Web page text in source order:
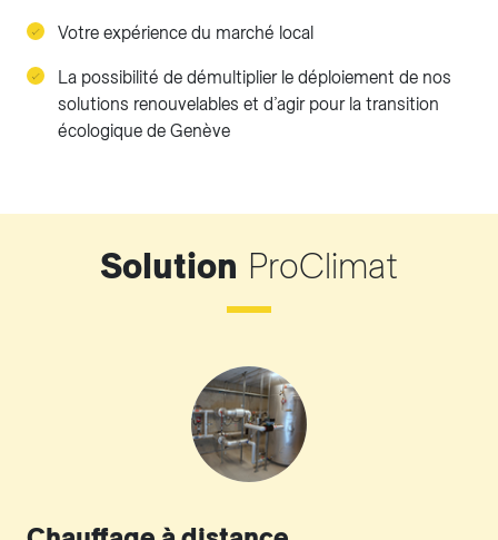
Votre expérience du marché local
La possibilité de démultiplier le déploiement de nos
solutions renouvelables et d’agir pour la transition
écologique de Genève
Solution ProClimat